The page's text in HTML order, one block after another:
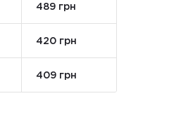
489 грн
420 грн
409 грн